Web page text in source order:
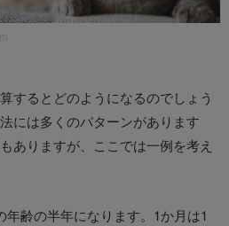
するとどのようになるのでしょう
には多くのパターンがあります
ありますが、ここでは一例を考え
齢の半年になります。1か月は1